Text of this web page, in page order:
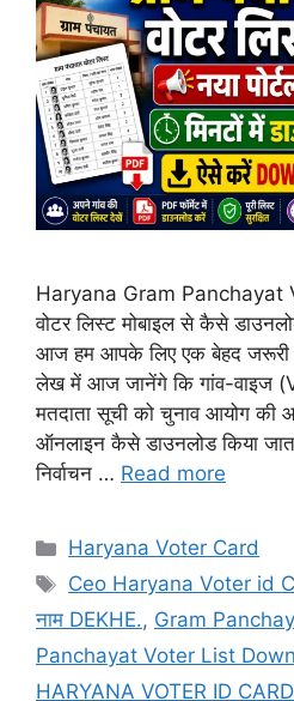
Haryana Gram Panchayat
वोटर लिस्ट मोबाइल से कैसे
आज हम आपके लिए एक बेहद जरूरी
लेख में आज जानेंगे कि गांव-वाइज
मतदाता सूची को चुनाव आयोग की
ऑनलाइन कैसे डाउनलोड किया जाता
निर्वाचन … Read more
Categories
Haryana Voter Card
Tags
Ceo Haryana Voter id
नाम DEKHE., Gram
Panchayat Voter List
HARYANA VOTER ID